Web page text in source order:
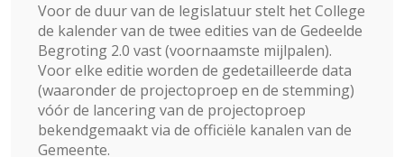
Voor de duur van de legislatuur stelt het College
de kalender van de twee edities van de Gedeelde
Begroting 2.0 vast (voornaamste mijlpalen).
Voor elke editie worden de gedetailleerde data
(waaronder de projectoproep en de stemming)
vóór de lancering van de projectoproep
bekendgemaakt via de officiële kanalen van de
Gemeente.